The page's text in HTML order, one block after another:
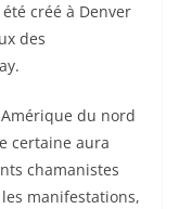
créé à Denver
des
du nord
certaine aura
chamanistes
manifestations,